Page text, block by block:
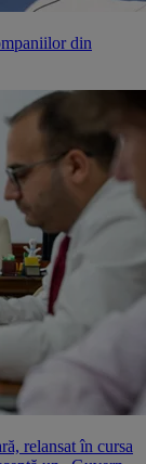
din
relansat în cursa